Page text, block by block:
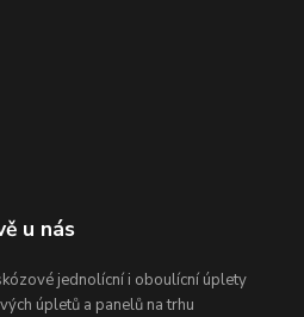
u nás
jednolícní i oboulícní úplety
úpletů a panelů na trhu